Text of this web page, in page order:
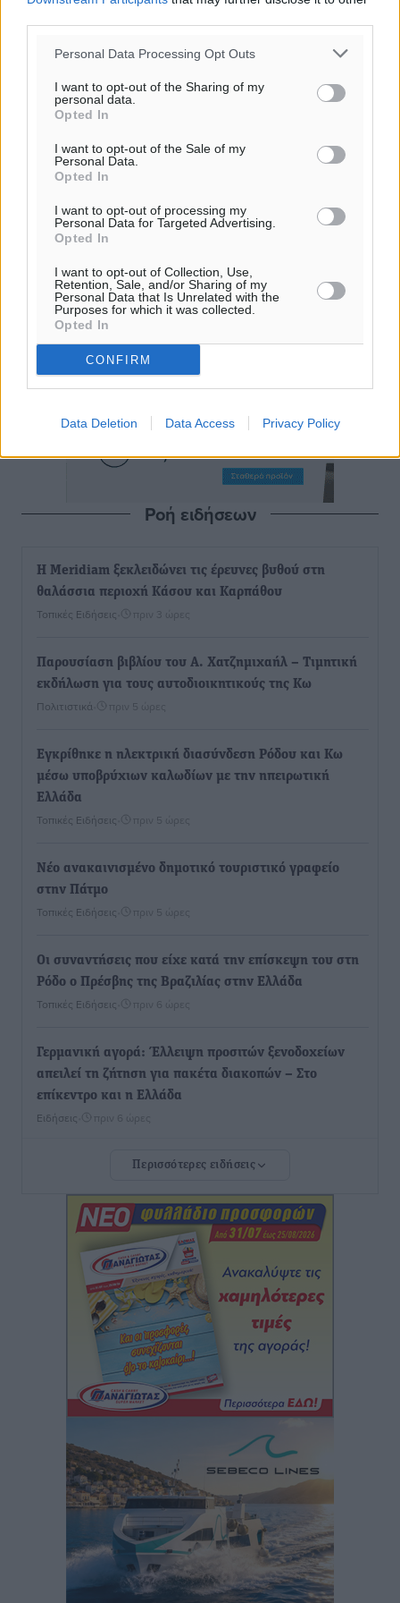
Personal Data Processing Opt Outs
I want to opt-out of the Sharing of my
personal data.
Opted In
I want to opt-out of the Sale of my
Personal Data.
Opted In
I want to opt-out of processing my
Personal Data for Targeted Advertising.
Opted In
I want to opt-out of Collection, Use,
Retention, Sale, and/or Sharing of my
Personal Data that Is Unrelated with the
Purposes for which it was collected.
Opted In
CONFIRM
Data Deletion Data Access Privacy Policy
Ροή ειδήσεων
Η Meridiam ξεκλειδώνει τις έρευνες βυθού στη
θαλάσσια περιοχή Κάσου και Καρπάθου
Τοπικές Ειδήσεις πριν 3 ώρες
Παρουσίαση βιβλίου του Α. Χατζημιχαήλ – Τιμητική
εκδήλωση για τους αυτοδιοικητικούς της Κω
Πολιτιστικά πριν 5 ώρες
Εγκρίθηκε η ηλεκτρική διασύνδεση Ρόδου και Κω
μέσω υποβρύχιων καλωδίων με την ηπειρωτική
Ελλάδα
Τοπικές Ειδήσεις πριν 5 ώρες
Νέο ανακαινισμένο δημοτικό τουριστικό γραφείο
στην Πάτμο
Τοπικές Ειδήσεις πριν 5 ώρες
Οι συναντήσεις που είχε κατά την επίσκεψη του στη
Ρόδο ο Πρέσβης της Βραζιλίας στην Ελλάδα
Τοπικές Ειδήσεις πριν 6 ώρες
Γερμανική αγορά: Έλλειψη προσιτών ξενοδοχείων
απειλεί τη ζήτηση για πακέτα διακοπών – Στο
επίκεντρο και η Ελλάδα
Ειδήσεις πριν 6 ώρες
Νέο ξενοδοχείο στη Ρόδο για την H Hotels –
στην Κω
Τοπικές Ειδήσεις• πριν 6 ώρες
Αυτοκίνητο μπήκε παράνομα σε μονόδρομο στο
Μαστιχάρι – Αναποδογύρισε όχημα με μητέρα και
5χρονο παιδί
Τοπικές Ειδήσεις • πριν 6 ώρες
“Η Ευρώπη αντιμετώπιζε το προσφυγικό σαν ταινία
τρόμου” – Η συγκλονιστική μαρτυρία της Χαρούλας
Γιασιράνη στον RV για τα γεγονότα που οδήγησαν στο
Σύμφωνο της Λέρου
Τοπικές Ειδήσεις • πριν 7 ώρες
Συναυλία με τον Γιάννη Κότσιρα στις 21 Αυγούστου
Πολιτιστικά• πριν 7 ώρες
Έκτακτη συνεδρίαση της Δημοτικής Επιτροπής Ρόδου
Περισσότερες ειδήσεις